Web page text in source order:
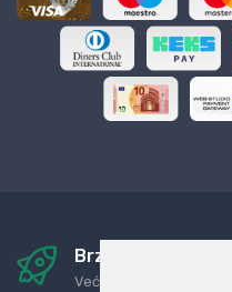
Brza i sigurna
Već za nekoliko dana